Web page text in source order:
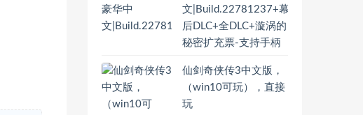
文|Build.22781237+幕
后DLC+全DLC+漩涡的
秘密扩充票-支持手柄
仙剑奇侠传3中文版，
（win10可玩），直接
玩